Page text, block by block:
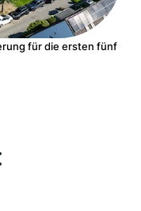
für die ersten fünf